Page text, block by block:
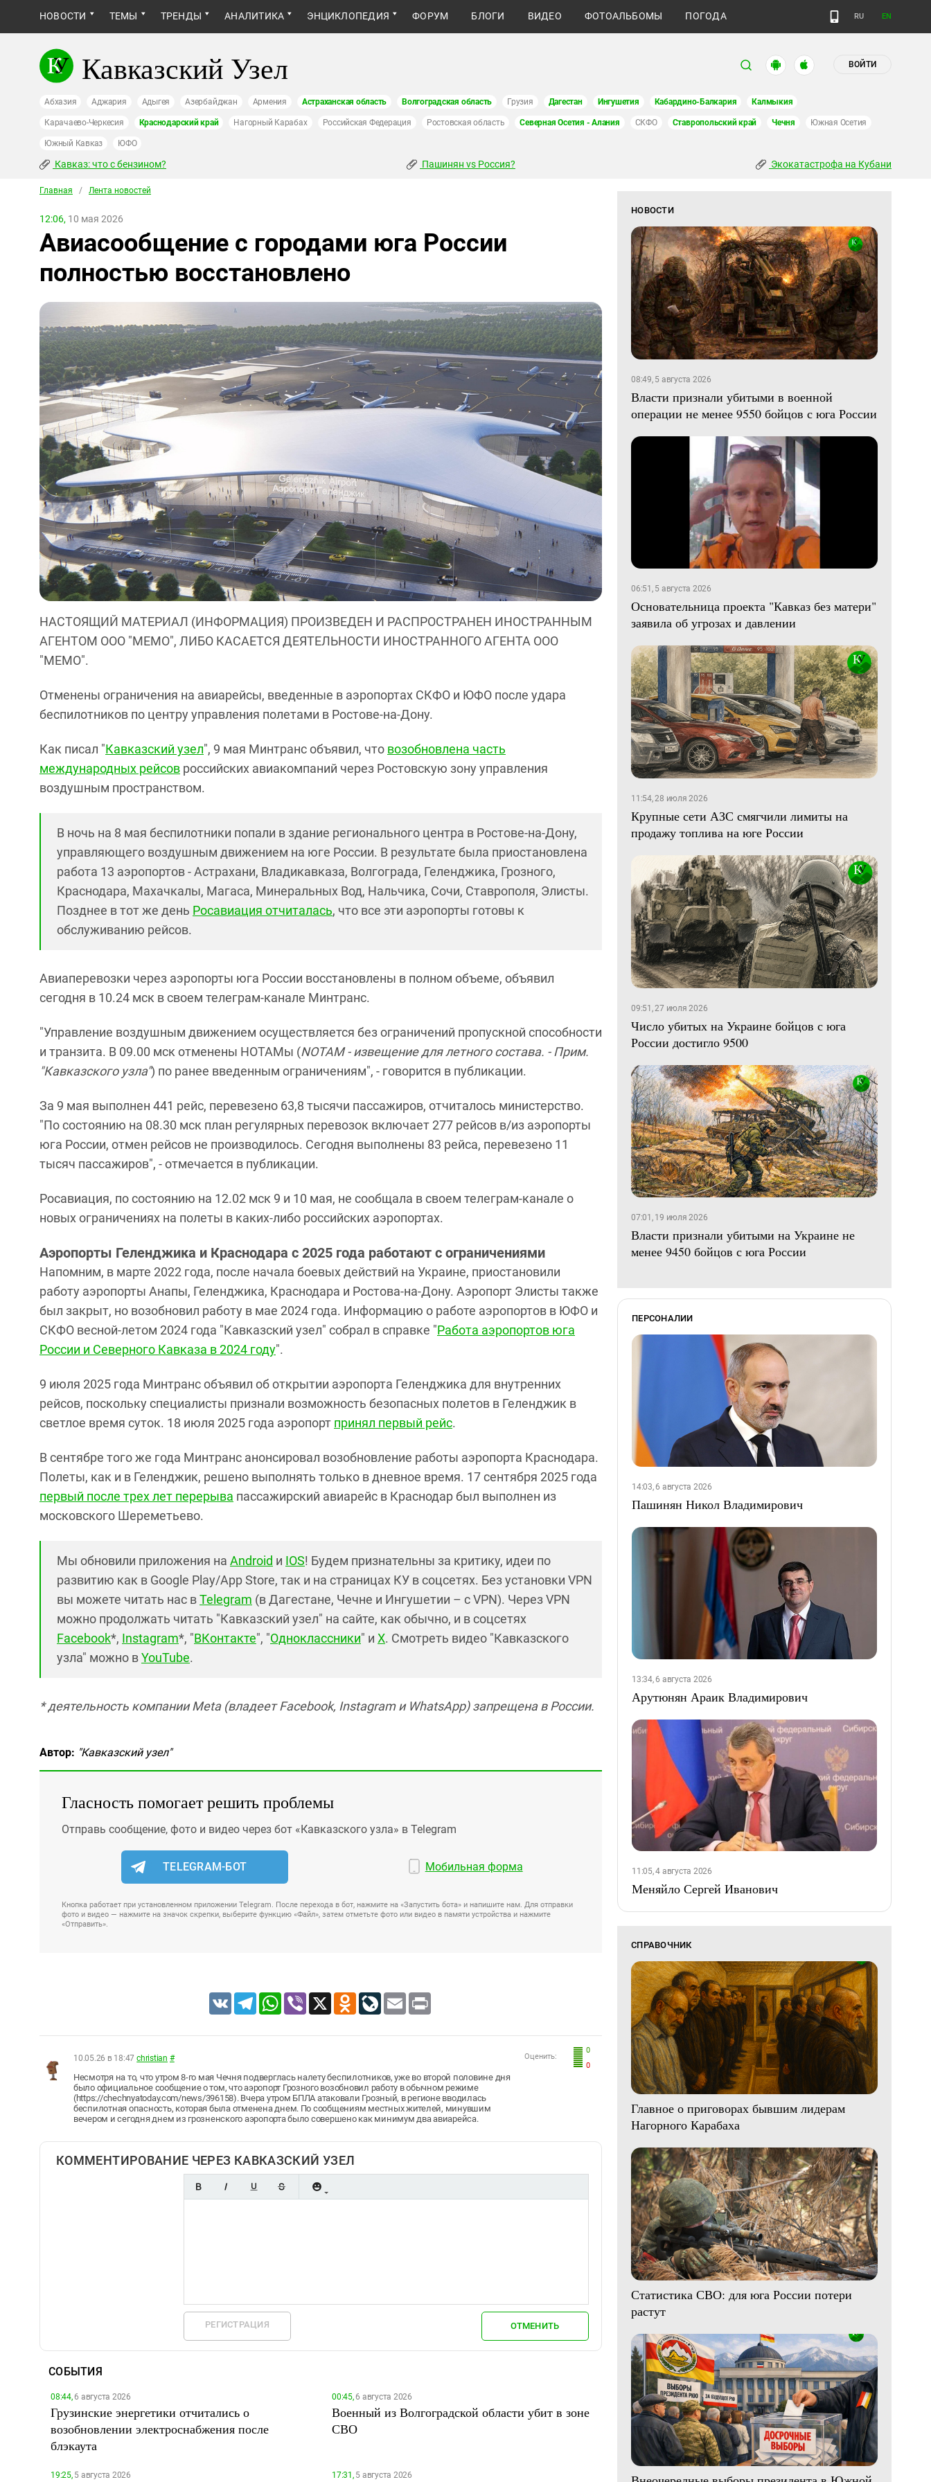
НОВОСТИ ТЕМЫ ТРЕНДЫ АНАЛИТИКА ЭНЦИКЛОПЕДИЯ ФОРУМ БЛОГИ ВИДЕО ФОТОАЛЬБОМЫ ПОГОДА RU EN
Кавказский Узел ВОЙТИ
Абхазия Аджария Адыгея Азербайджан Армения Астраханская область Волгоградская область Грузия Дагестан Ингушетия Кабардино-Балкария Калмыкия
Карачаево-Черкесия Краснодарский край Нагорный Карабах Российская Федерация Ростовская область Северная Осетия - Алания СКФО Ставропольский край Чечня Южная Осетия
Южный Кавказ ЮФО
Кавказ: что с бензином? Пашинян vs Россия? Экокатастрофа на Кубани
Главная / Лента новостей
12:06, 10 мая 2026
Авиасообщение с городами юга России
полностью восстановлено
НАСТОЯЩИЙ МАТЕРИАЛ (ИНФОРМАЦИЯ) ПРОИЗВЕДЕН И РАСПРОСТРАНЕН ИНОСТРАННЫМ
АГЕНТОМ ООО "МЕМО", ЛИБО КАСАЕТСЯ ДЕЯТЕЛЬНОСТИ ИНОСТРАННОГО АГЕНТА ООО
"МЕМО".
Отменены ограничения на авиарейсы, введенные в аэропортах СКФО и ЮФО после удара
беспилотников по центру управления полетами в Ростове-на-Дону.
Как писал "Кавказский узел", 9 мая Минтранс объявил, что возобновлена часть
международных рейсов российских авиакомпаний через Ростовскую зону управления
воздушным пространством.
В ночь на 8 мая беспилотники попали в здание регионального центра в Ростове-на-Дону,
управляющего воздушным движением на юге России. В результате была приостановлена
работа 13 аэропортов - Астрахани, Владикавказа, Волгограда, Геленджика, Грозного,
Краснодара, Махачкалы, Магаса, Минеральных Вод, Нальчика, Сочи, Ставрополя, Элисты.
Позднее в тот же день Росавиация отчиталась, что все эти аэропорты готовы к
обслуживанию рейсов.
Авиаперевозки через аэропорты юга России восстановлены в полном объеме, объявил
сегодня в 10.24 мск в своем телеграм-канале Минтранс.
"Управление воздушным движением осуществляется без ограничений пропускной способности
и транзита. В 09.00 мск отменены НОТАМы (NOTAM - извещение для летного состава. - Прим.
"Кавказского узла") по ранее введенным ограничениям", - говорится в публикации.
За 9 мая выполнен 441 рейс, перевезено 63,8 тысячи пассажиров, отчиталось министерство.
"По состоянию на 08.30 мск план регулярных перевозок включает 277 рейсов в/из аэропорты
юга России, отмен рейсов не производилось. Сегодня выполнены 83 рейса, перевезено 11
тысяч пассажиров", - отмечается в публикации.
Росавиация, по состоянию на 12.02 мск 9 и 10 мая, не сообщала в своем телеграм-канале о
новых ограничениях на полеты в каких-либо российских аэропортах.
Аэропорты Геленджика и Краснодара с 2025 года работают с ограничениями
Напомним, в марте 2022 года, после начала боевых действий на Украине, приостановили
работу аэропорты Анапы, Геленджика, Краснодара и Ростова-на-Дону. Аэропорт Элисты также
был закрыт, но возобновил работу в мае 2024 года. Информацию о работе аэропортов в ЮФО и
СКФО весной-летом 2024 года "Кавказский узел" собрал в справке "Работа аэропортов юга
России и Северного Кавказа в 2024 году".
9 июля 2025 года Минтранс объявил об открытии аэропорта Геленджика для внутренних
рейсов, поскольку специалисты признали возможность безопасных полетов в Геленджик в
светлое время суток. 18 июля 2025 года аэропорт принял первый рейс.
В сентябре того же года Минтранс анонсировал возобновление работы аэропорта Краснодара.
Полеты, как и в Геленджик, решено выполнять только в дневное время. 17 сентября 2025 года
первый после трех лет перерыва пассажирский авиарейс в Краснодар был выполнен из
московского Шереметьево.
Мы обновили приложения на Android и IOS! Будем признательны за критику, идеи по
развитию как в Google Play/App Store, так и на страницах КУ в соцсетях. Без установки VPN
вы можете читать нас вTelegram (в Дагестане, Чечне и Ингушетии – с VPN). Через VPN
можно продолжать читать "Кавказский узел" на сайте, как обычно, и в соцсетях
Facebook*, Instagram*, "ВКонтакте", "Одноклассники" и X. Смотреть видео "Кавказского
узла" можно вYouTube.
* деятельность компании Meta (владеет Facebook, Instagram и WhatsApp) запрещена в России.
Автор: "Кавказский узел"
Гласность помогает решить проблемы
Отправь сообщение, фото и видео через бот «Кавказского узла» в Telegram
TELEGRAM-БОТ Мобильная форма
Кнопка работает при установленном приложении Telegram. После перехода в бот, нажмите на «Запустить бота» и напишите нам. Для отправки
фото и видео — нажмите на значок скрепки, выберите функцию «Файл», затем отметьте фото или видео в памяти устройства и нажмите
«Отправить».
VK TelegramWhatsApp
Viber X Odnoklassniki
LiveJournal
Email
0
0
Оценить:
10.05.26 в 18:47 christian #
Несмотря на то, что утром 8-го мая Чечня подверглась налету беспилотников, уже во второй половине дня
было официальное сообщение о том, что аэропорт Грозного возобновил работу в обычном режиме
(https://chechnyatoday.com/news/396158). Вчера утром БПЛА атаковали Грозный, в регионе вводилась
беспилотная опасность, которая была отменена днем. По сообщениям местных жителей, минувшим
вечером и сегодня днем из грозненского аэропорта было совершено как минимум два авиарейса.
КОММЕНТИРОВАНИЕ ЧЕРЕЗ КАВКАЗСКИЙ УЗЕЛ
РЕГИСТРАЦИЯ ОТМЕНИТЬ
СОБЫТИЯ
08:44,6 августа 2026
Грузинские энергетики отчитались о
возобновлении электроснабжения после
блэкаута
00:45,6 августа 2026
Военный из Волгоградской области убит в зоне
СВО
19:25,5 августа 2026 17:31,5 августа 2026
НОВОСТИ
08:49, 5 августа 2026
Власти признали убитыми в военной
операции не менее 9550 бойцов с юга России
06:51, 5 августа 2026
Основательница проекта "Кавказ без матери"
заявила об угрозах и давлении
11:54, 28 июля 2026
Крупные сети АЗС смягчили лимиты на
продажу топлива на юге России
09:51, 27 июля 2026
Число убитых на Украине бойцов с юга
России достигло 9500
07:01, 19 июля 2026
Власти признали убитыми на Украине не
менее 9450 бойцов с юга России
ПЕРСОНАЛИИ
14:03, 6 августа 2026
Пашинян Никол Владимирович
13:34, 6 августа 2026
Арутюнян Араик Владимирович
11:05, 4 августа 2026
Меняйло Сергей Иванович
СПРАВОЧНИК
Главное о приговорах бывшим лидерам
Нагорного Карабаха
Статистика СВО: для юга России потери
растут